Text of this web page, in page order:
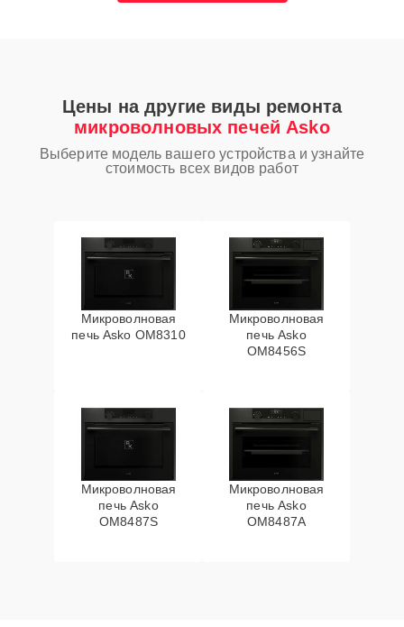
Цены на другие виды ремонта
микроволновых печей Asko
Выберите модель вашего устройства и узнайте
стоимость всех видов работ
Микроволновая
печь Asko OM8310
Микроволновая
печь Asko
OM8456S
Микроволновая
печь Asko
OM8487S
Микроволновая
печь Asko
OM8487A